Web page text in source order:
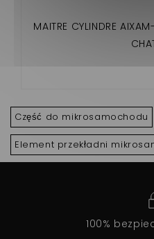
MAITRE CYLINDRE
Część do mikrosamochodu
Element przekładni
100%